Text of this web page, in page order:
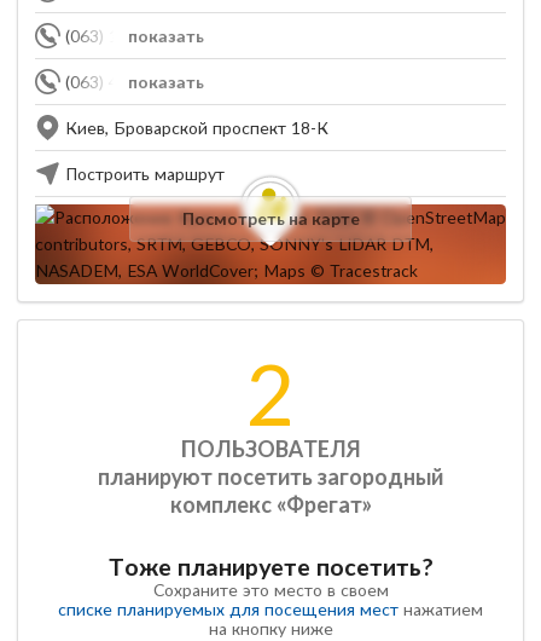
показать
(063) 171-75-43
показать
(063) 462-77-12
Киев, Броварской проспект 18-К
Построить маршрут
Посмотреть на карте
2
ПОЛЬЗОВАТЕЛЯ
планируют посетить загородный
комплекс «Фрегат»
Тоже планируете посетить?
Сохраните это место в своем
списке планируемых для посещения мест нажатием
на кнопку ниже